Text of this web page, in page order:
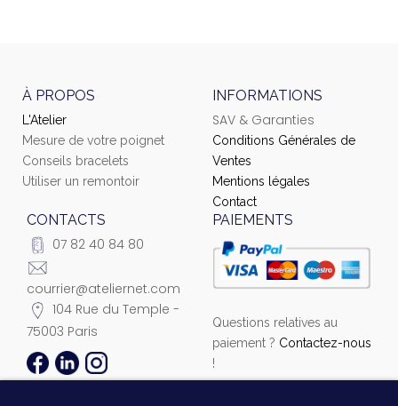
À PROPOS
L'Atelier
Mesure de votre poignet
Conseils bracelets
Utiliser un remontoir
INFORMATIONS
SAV & Garanties
Conditions Générales de
Ventes
Mentions légales
Contact
CONTACTS
07 82 40 84 80
courrier@ateliernet.com
104 Rue du Temple -
75003 Paris
PAIEMENTS
Questions relatives au
paiement ? Contactez-nous
!